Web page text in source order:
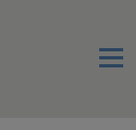
Menu